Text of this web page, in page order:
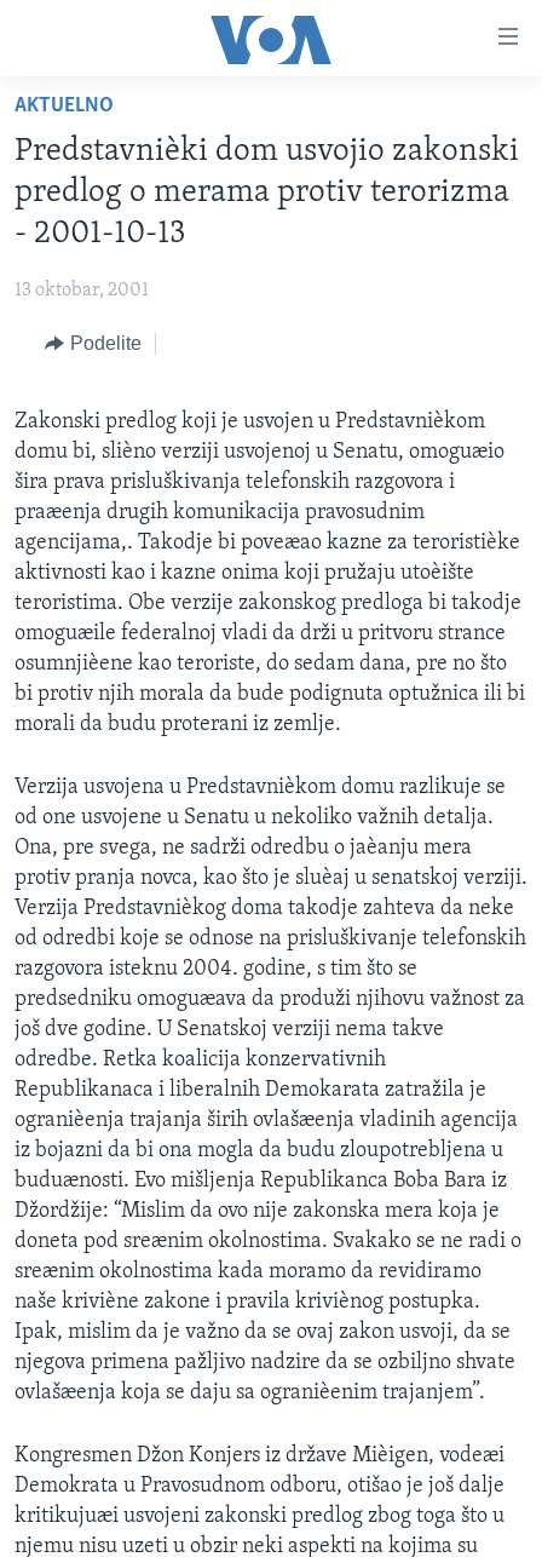
glavni
sadržaj
na
glavnu
Idi
pretragu
NASLOVNA
RUBRIKE
AMERIKA
GLOBALNE TEME
EKONOMIJA
MEDICINA
KULTURA
DRUŠTVO
SPORT
INTERVJU
TV PROGRAM
IZ AMERIKE
Learning English
PRATITE NAS
Jezici
AKTUELNO
Predstavnièki dom usvojio zakonski
predlog o merama protiv terorizma
- 2001-10-13
13 oktobar, 2001
Podelite
Zakonski predlog koji je usvojen u Predstavnièkom
domu bi, slièno verziji usvojenoj u Senatu, omoguæio
šira prava prisluškivanja telefonskih razgovora i
praæenja drugih komunikacija pravosudnim
agencijama,. Takodje bi poveæao kazne za teroristièke
aktivnosti kao i kazne onima koji pružaju utoèište
teroristima. Obe verzije zakonskog predloga bi takodje
omoguæile federalnoj vladi da drži u pritvoru strance
osumnjièene kao teroriste, do sedam dana, pre no što
bi protiv njih morala da bude podignuta optužnica ili bi
morali da budu proterani iz zemlje.
Verzija usvojena u Predstavnièkom domu razlikuje se
od one usvojene u Senatu u nekoliko važnih detalja.
Ona, pre svega, ne sadrži odredbu o jaèanju mera
protiv pranja novca, kao što je sluèaj u senatskoj verziji.
Verzija Predstavnièkog doma takodje zahteva da neke
od odredbi koje se odnose na prisluškivanje telefonskih
razgovora isteknu 2004. godine, s tim što se
predsedniku omoguæava da produži njihovu važnost za
još dve godine. U Senatskoj verziji nema takve
odredbe. Retka koalicija konzervativnih
Republikanaca i liberalnih Demokarata zatražila je
ogranièenja trajanja širih ovlašæenja vladinih agencija
iz bojazni da bi ona mogla da budu zloupotrebljena u
buduænosti. Evo mišljenja Republikanca Boba Bara iz
Džordžije: “Mislim da ovo nije zakonska mera koja je
doneta pod sreænim okolnostima. Svakako se ne radi o
sreænim okolnostima kada moramo da revidiramo
naše kriviène zakone i pravila kriviènog postupka.
Ipak, mislim da je važno da se ovaj zakon usvoji, da se
njegova primena pažljivo nadzire da se ozbiljno shvate
ovlašæenja koja se daju sa ogranièenim trajanjem”.
Kongresmen Džon Konjers iz države Mièigen, vodeæi
Demokrata u Pravosudnom odboru, otišao je još dalje
kritikujuæi usvojeni zakonski predlog zbog toga što u
njemu nisu uzeti u obzir neki aspekti na kojima su